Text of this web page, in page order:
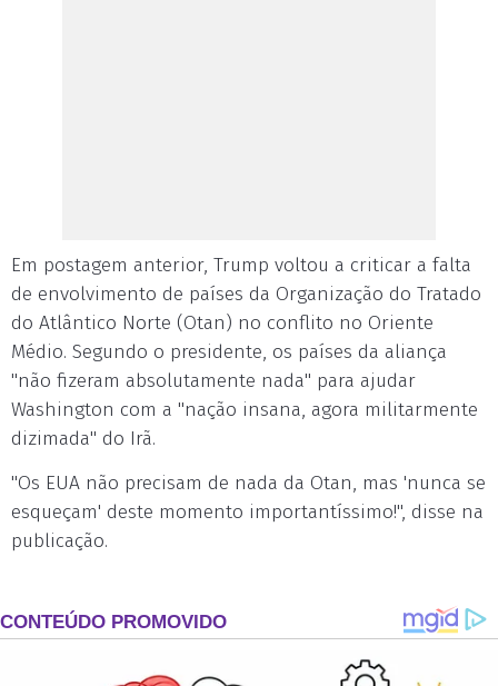
Em postagem anterior, Trump voltou a criticar a falta
de envolvimento de países da Organização do Tratado
do Atlântico Norte (Otan) no conflito no Oriente
Médio. Segundo o presidente, os países da aliança
"não fizeram absolutamente nada" para ajudar
Washington com a "nação insana, agora militarmente
dizimada" do Irã.
"Os EUA não precisam de nada da Otan, mas 'nunca se
esqueçam' deste momento importantíssimo!", disse na
publicação.